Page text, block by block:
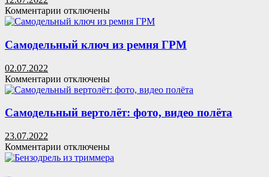
жест
меняет
Комментарии к
записи
зернодробилка
своими
размеры
отключены
Самодельный ключ из ремня ГРМ
02.07.2022
Комментарии к
записи
ключ
ГРМ
отключены
Самодельный вертолёт: фото, видео полёта
23.07.2022
Комментарии к
записи
отключены